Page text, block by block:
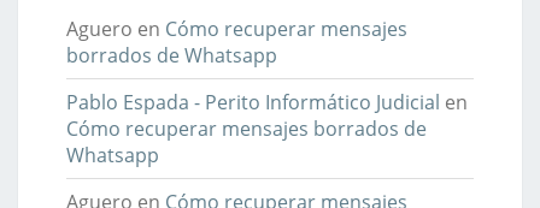
Aguero en Cómo recuperar mensajes
borrados de Whatsapp
Pablo Espada - Perito Informático Judicial en
Cómo recuperar mensajes borrados de
Whatsapp
Aguero en Cómo recuperar mensajes